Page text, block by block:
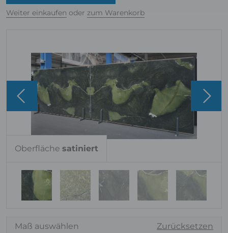
Weiter einkaufen oder zum Warenkorb
Oberfläche satiniert
Maß auswählen Zurücksetzen